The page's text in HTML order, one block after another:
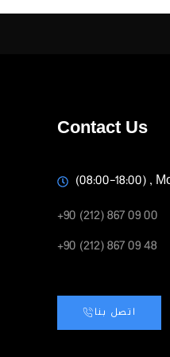
Contact Us
(08:00-18:00) ,
+90 (212) 867 09 00
+90 (212) 867 09 48
اتصل بنا